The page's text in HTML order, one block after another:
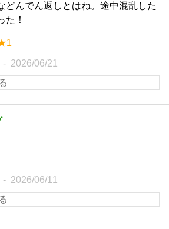
どんでん返しとはね。途中混乱した
た！
2026/06/21
2026/06/11